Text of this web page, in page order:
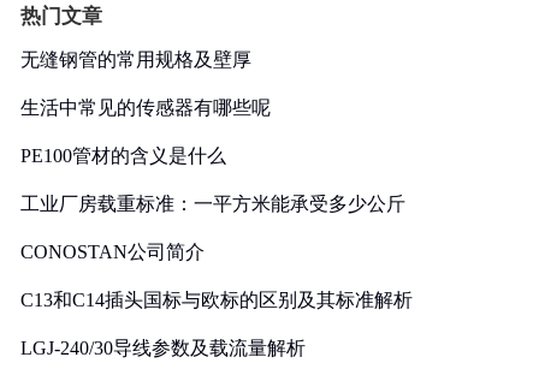
热门文章
无缝钢管的常用规格及壁厚
生活中常见的传感器有哪些呢
PE100管材的含义是什么
工业厂房载重标准：一平方米能承受多少公斤
CONOSTAN公司简介
C13和C14插头国标与欧标的区别及其标准解析
LGJ-240/30导线参数及载流量解析